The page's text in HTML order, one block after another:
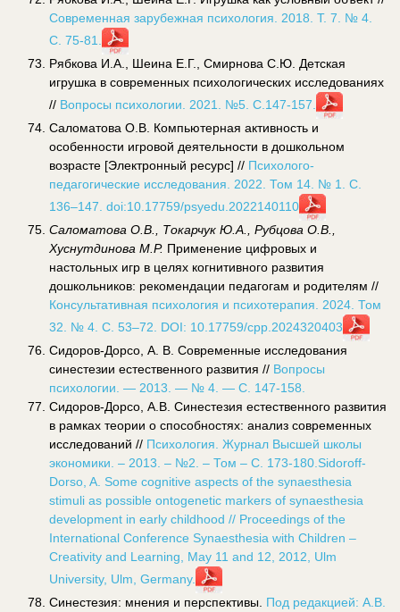
Современная зарубежная психология. 2018. Т. 7. № 4.
С. 75-81.
Рябкова И.А., Шеина Е.Г., Смирнова С.Ю. Детская
игрушка в современных психологических исследованиях
// Вопросы психологии. 2021. №5. С.147-157.
Саломатова О.В. Компьютерная активность и
особенности игровой деятельности в дошкольном
возрасте [Электронный ресурс] // Психолого-
педагогические исследования. 2022. Том 14. № 1. С.
136–147. doi:10.17759/psyedu.2022140110
Саломатова О.В., Токарчук Ю.А., Рубцова О.В.,
Хуснутдинова М.Р. Применение цифровых и
настольных игр в целях когнитивного развития
дошкольников: рекомендации педагогам и родителям //
Консультативная психология и психотерапия. 2024. Том
32. № 4. С. 53–72. DOI: 10.17759/cpp.2024320403
Сидоров-Дорсо, А. В. Современные исследования
синестезии естественного развития // Вопросы
психологии. — 2013. — № 4. — С. 147-158.
Сидоров-Дорсо, А.В. Синестезия естественного развития
в рамках теории о способностях: анализ современных
исследований // Психология. Журнал Высшей школы
экономики. – 2013. – №2. – Том – С. 173-180.Sidoroff-
Dorso, A. Some cognitive aspects of the synaesthesia
stimuli as possible ontogenetic markers of synaesthesia
development in early childhood // Proceedings of the
International Conference Synaesthesia with Children –
Creativity and Learning, May 11 and 12, 2012, Ulm
University, Ulm, Germany.
Синестезия: мнения и перспективы. Под редакцией: А.В.